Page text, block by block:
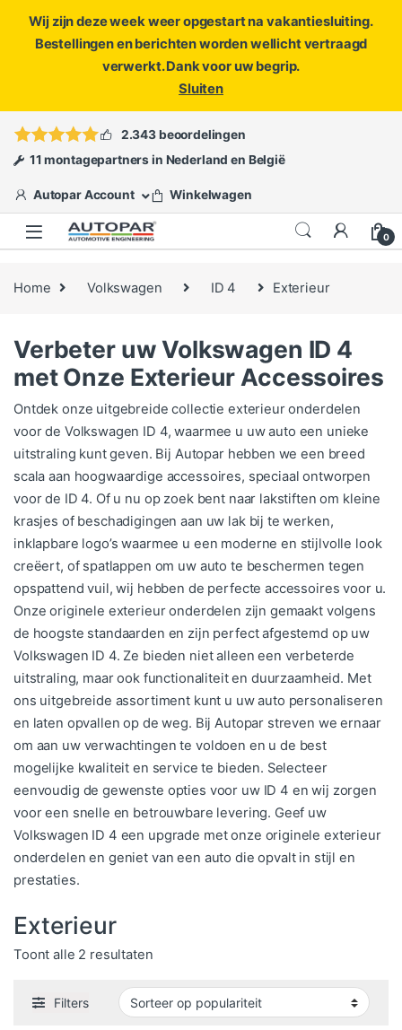
Wij zijn deze week weer opgestart na vakantiesluiting.
Bestellingen en berichten worden wellicht vertraagd
verwerkt. Dank voor uw begrip.
Sluiten
ofopen een ticket
2.343 beoordelingen
11 montagepartners in Nederland en België
Autopar Account Winkelwagen
0
Home Volkswagen ID 4 Exterieur
Verbeter uw Volkswagen ID 4
met Onze Exterieur Accessoires
Ontdek onze uitgebreide collectie exterieur onderdelen
voor de Volkswagen ID 4, waarmee u uw auto een unieke
uitstraling kunt geven. Bij Autopar hebben we een breed
scala aan hoogwaardige accessoires, speciaal ontworpen
voor de ID 4. Of u nu op zoek bent naar lakstiften om kleine
krasjes of beschadigingen aan uw lak bij te werken,
inklapbare logo’s waarmee u een moderne en stijlvolle look
creëert, of spatlappen om uw auto te beschermen tegen
opspattend vuil, wij hebben de perfecte accessoires voor u.
Onze originele exterieur onderdelen zijn gemaakt volgens
de hoogste standaarden en zijn perfect afgestemd op uw
Volkswagen ID 4. Ze bieden niet alleen een verbeterde
uitstraling, maar ook functionaliteit en duurzaamheid. Met
ons uitgebreide assortiment kunt u uw auto personaliseren
en laten opvallen op de weg. Bij Autopar streven we ernaar
om aan uw verwachtingen te voldoen en u de best
mogelijke kwaliteit en service te bieden. Selecteer
eenvoudig de gewenste opties voor uw ID 4 en wij zorgen
voor een snelle en betrouwbare levering. Geef uw
Volkswagen ID 4 een upgrade met onze originele exterieur
onderdelen en geniet van een auto die opvalt in stijl en
prestaties.
Exterieur
Toont alle 2 resultatenGesorteerd op populariteit
Filters